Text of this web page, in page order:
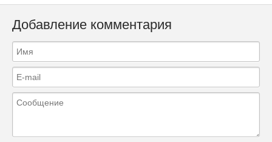
Добавление комментария